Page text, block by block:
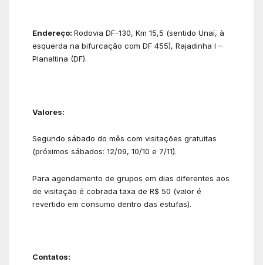
Endereço: Rodovia DF-130, Km 15,5 (sentido Unaí, à
esquerda na bifurcação com DF 455), Rajadinha I –
Planaltina (DF).
Valores:
Segundo sábado do mês com visitações gratuitas
(próximos sábados: 12/09, 10/10 e 7/11).
Para agendamento de grupos em dias diferentes aos
de visitação é cobrada taxa de R$ 50 (valor é
revertido em consumo dentro das estufas).
Contatos: